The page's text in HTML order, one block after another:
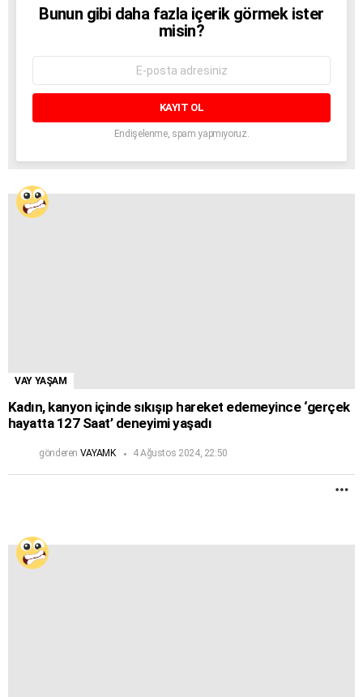
BÜLTEN
Bunun gibi daha fazla içerik görmek ister
misin?
adresi:
Endişelenme, spam yapmıyoruz.
VAY YAŞAM
Kadın, kanyon içinde sıkışıp hareket edemeyince ‘gerçek
hayatta 127 Saat’ deneyimi yaşadı
gönderen VAYAMK 4 Ağustos 2024, 22:50